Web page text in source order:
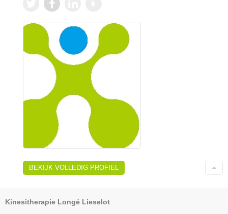
BEKIJK VOLLEDIG PROFIEL
Kinesitherapie Longé Lieselot